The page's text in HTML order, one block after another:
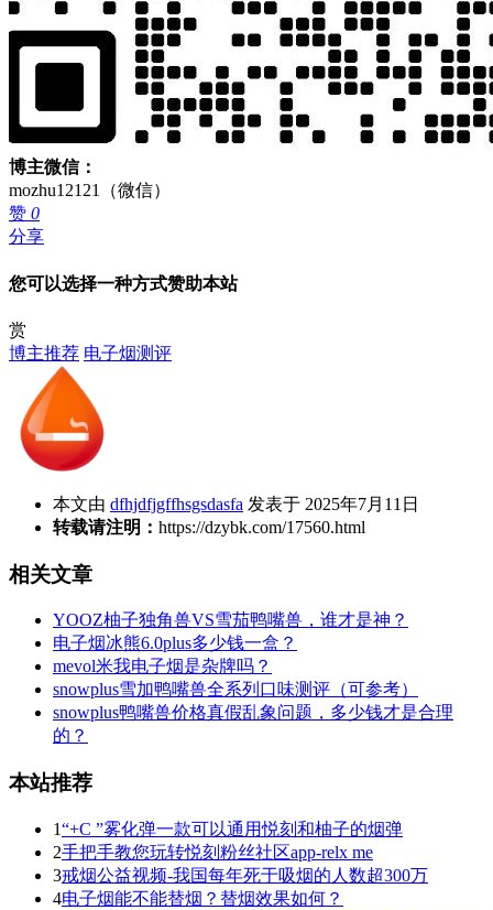
博主微信：
mozhu12121（微信）
赞 0
分享
您可以选择一种方式赞助本站
赏
博主推荐 电子烟测评
本文由 dfhjdfjgffhsgsdasfa 发表于 2025年7月11日
转载请注明： https://dzybk.com/17560.html
相关文章
YOOZ柚子独角兽VS雪茄鸭嘴兽，谁才是神？
电子烟冰熊6.0plus多少钱一盒？
mevol米我电子烟是杂牌吗？
snowplus雪加鸭嘴兽全系列口味测评（可参考）
snowplus鸭嘴兽价格真假乱象问题，多少钱才是合理
的？
本站推荐
1“+C ”雾化弹一款可以通用悦刻和柚子的烟弹
2手把手教您玩转悦刻粉丝社区app-relx me
3戒烟公益视频-我国每年死于吸烟的人数超300万
4电子烟能不能替烟？替烟效果如何？